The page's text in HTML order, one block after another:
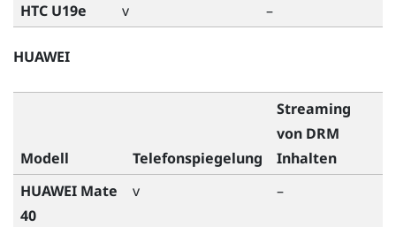
HTC U19e v –
HUAWEI
Modell Telefonspiegelung
Streaming
von DRM
Inhalten
HUAWEI Mate
40
v –